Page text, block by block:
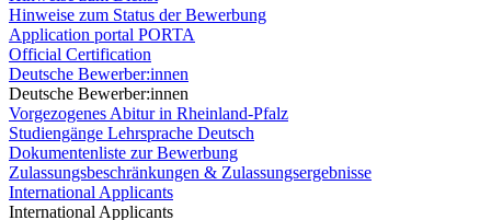
Hinweise zum Status der Bewerbung
Application portal PORTA
Official Certification
Deutsche Bewerber:innen
Deutsche Bewerber:innen
Vorgezogenes Abitur in Rheinland-Pfalz
Studiengänge Lehrsprache Deutsch
Dokumentenliste zur Bewerbung
Zulassungsbeschränkungen & Zulassungsergebnisse
International Applicants
International Applicants